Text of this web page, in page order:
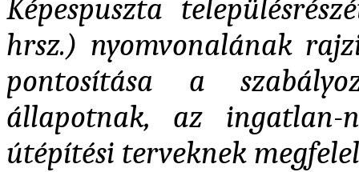
Képespuszta
hrsz.) nyomvonalának
pontosítása a
állapotnak, az ingatlan-
útépítési terveknek